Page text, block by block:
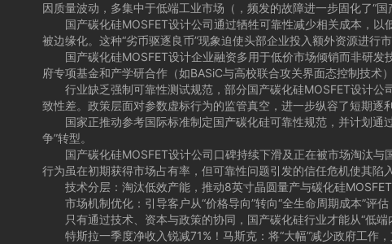
因质量波动，多集中于低端工业市场（，频发的故障进一步固化了“国
国产碳化硅MOSFET设计公司通过牺牲可靠性减少相关成本，以
被边缘化。这种“劣币驱逐良币”现象迫使头部企业投入额外资源进行
国产碳化硅MOSFET设计企业融资多用于低价市场倾销而非研发
府专项基金和产学研合作（如BASiC与高校联合攻关界面态控制技术
行业缺乏强制可靠性测试规范，部分国产碳化硅MOSFET设计公
致性差。政策层面对参数虚标行为的监管真空，进一步纵容了短期逐利
国家正推动参考国际标准制定国产碳化硅可靠性规范，并计划通
争”转型。
国产碳化硅MOSFET设计公司口碑持续下滑及正在被市场淘汰与
行为虽在初期获得市场占有率，但可靠性问题引发的信任危机使其
技术分层：淘汰低效产能，推动8英寸晶圆量产与碳化硅MOSFET
市场机制优化：引导客户从“价格导向”转向“全生命周期成本”评估
只有通过技术、资本与政策的协同，国产碳化硅行业才能从“低端
特斯拉一季度净收入锐减71%！马斯克：将“大幅”减少政府工作，